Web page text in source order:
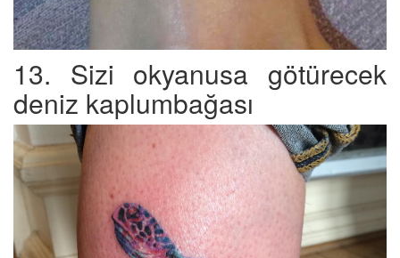
13. Sizi okyanusa götürecek
deniz kaplumbağası